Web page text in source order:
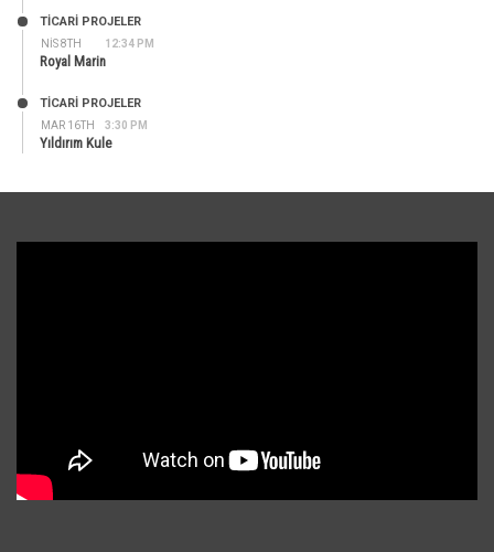
NIS 8TH 12:34 PM
TİCARİ PROJELER
Royal Marin
MAR 16TH 3:30 PM
TİCARİ PROJELER
Yıldırım Kule